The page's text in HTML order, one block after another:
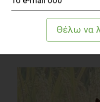
Ακτινογραφώντας το